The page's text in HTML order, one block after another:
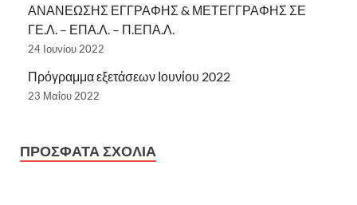
ΑΝΑΝΕΩΣΗΣ ΕΓΓΡΑΦΗΣ & ΜΕΤΕΓΓΡΑΦΗΣ ΣΕ
ΓΕ.Λ. – ΕΠΑ.Λ. – Π.ΕΠΑ.Λ.
24 Ιουνίου 2022
Πρόγραμμα εξετάσεων Ιουνίου 2022
23 Μαΐου 2022
ΠΡΌΣΦΑΤΑ ΣΧΌΛΙΑ